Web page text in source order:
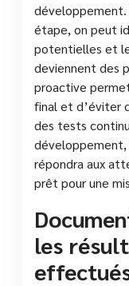
développement.
étape, on peut
potentielles et
deviennent des
proactive
final et d’éviter
des tests
développement,
répondra aux
prêt pour une
les